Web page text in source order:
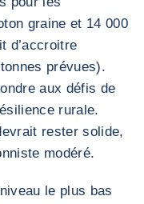
graine et 14 000
d’accroitre
prévues).
aux défis de
rurale.
rester solide,
modéré.
le plus bas